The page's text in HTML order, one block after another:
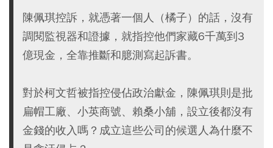
陳佩琪控訴，就憑著一個人（橘子）的話，沒有
調閱監視器和證據，就指控他們家藏6千萬到3
億現金，全靠推斷和臆測寫起訴書。
對於柯文哲被指控侵佔政治獻金，陳佩琪則是批
扁帽工廠、小英商號、賴桑小舖，設立後都沒有
金錢的收入嗎？成立這些公司的候選人為什麼不